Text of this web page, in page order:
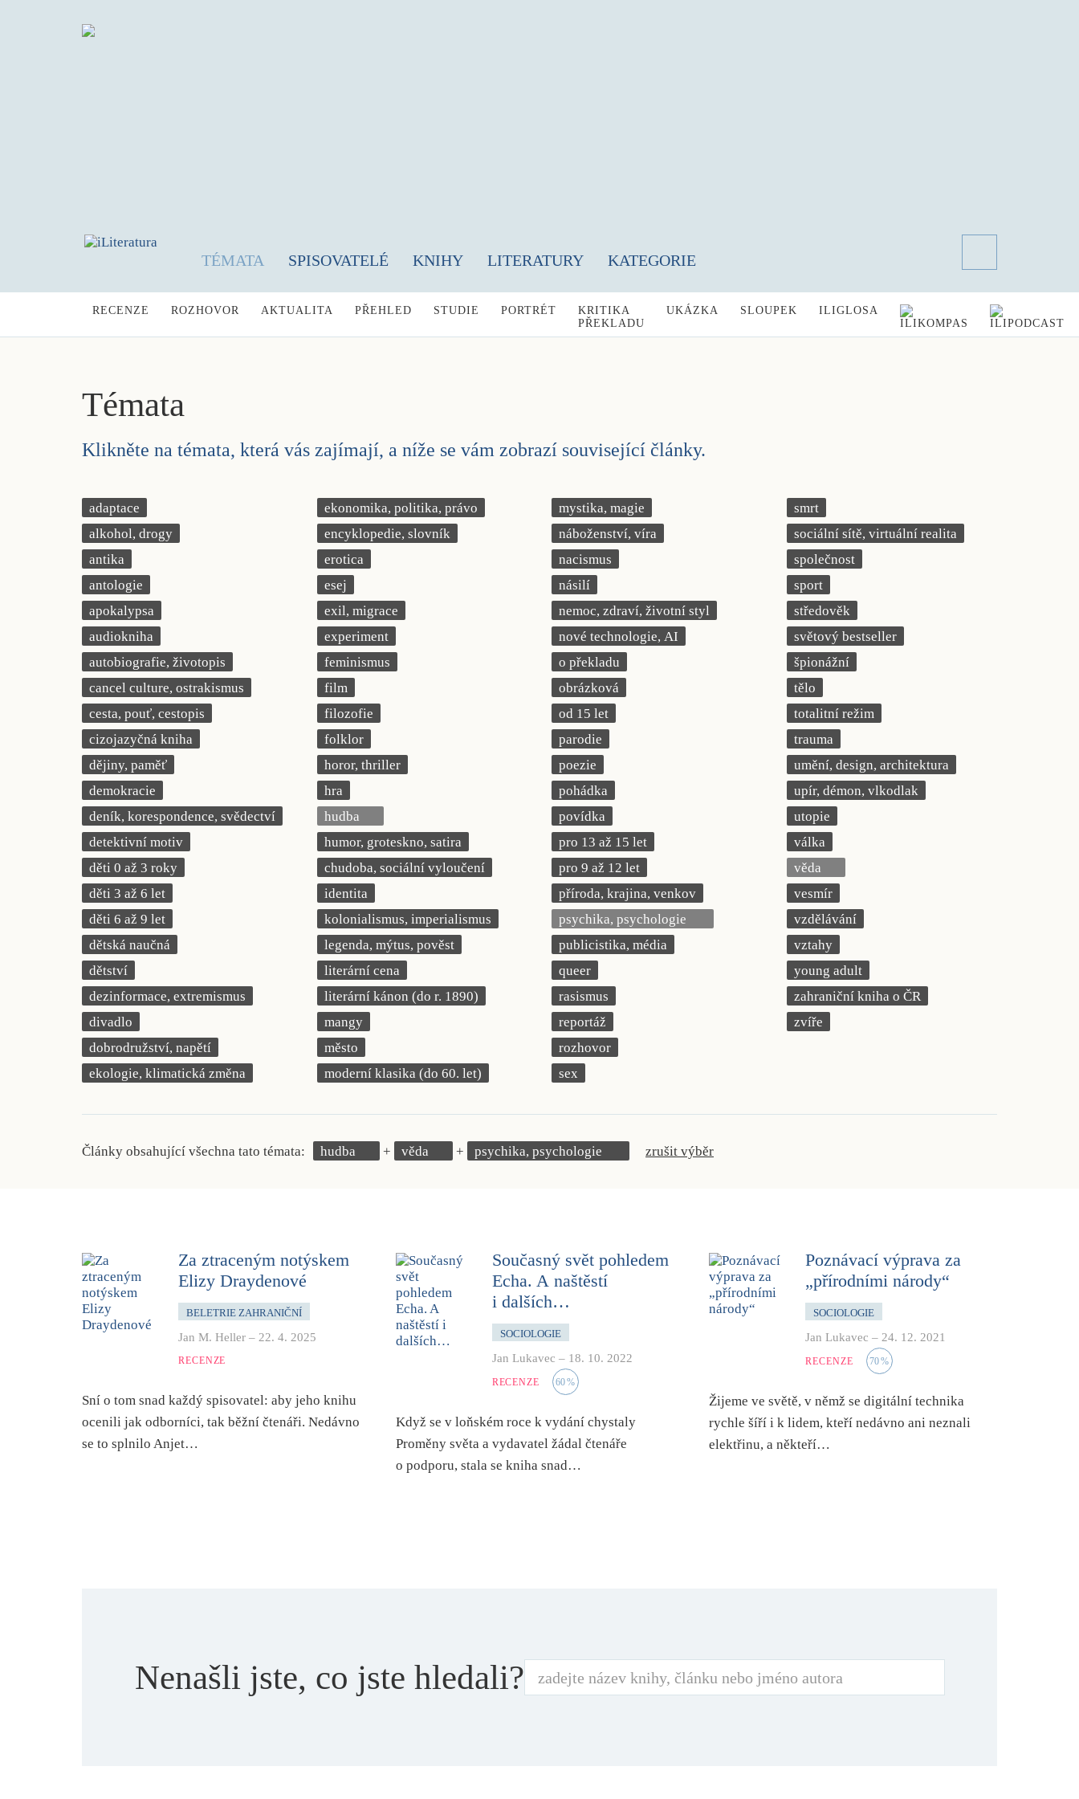
TÉMATA SPISOVATELÉ KNIHY LITERATURY KATEGORIE
RECENZE ROZHOVOR AKTUALITA PŘEHLED STUDIE PORTRÉT
KRITIKA
PŘEKLADU
UKÁZKA SLOUPEK ILIGLOSA
Témata
Klikněte na témata, která vás zajímají, a níže se vám zobrazí související články.
adaptace
alkohol, drogy
antika
antologie
apokalypsa
audiokniha
autobiografie, životopis
cancel culture, ostrakismus
cesta, pouť, cestopis
cizojazyčná kniha
dějiny, paměť
demokracie
deník, korespondence, svědectví
detektivní motiv
děti 0 až 3 roky
děti 3 až 6 let
děti 6 až 9 let
dětská naučná
dětství
dezinformace, extremismus
divadlo
dobrodružství, napětí
ekologie, klimatická změna
ekonomika, politika, právo
encyklopedie, slovník
erotica
esej
exil, migrace
experiment
feminismus
film
filozofie
folklor
horor, thriller
hra
hudba
humor, groteskno, satira
chudoba, sociální vyloučení
identita
kolonialismus, imperialismus
legenda, mýtus, pověst
literární cena
literární kánon (do r. 1890)
mangy
město
moderní klasika (do 60. let)
mystika, magie
náboženství, víra
nacismus
násilí
nemoc, zdraví, životní styl
nové technologie, AI
o překladu
obrázková
od 15 let
parodie
poezie
pohádka
povídka
pro 13 až 15 let
pro 9 až 12 let
příroda, krajina, venkov
psychika, psychologie
publicistika, média
queer
rasismus
reportáž
rozhovor
sex
smrt
sociální sítě, virtuální realita
společnost
sport
středověk
světový bestseller
špionážní
tělo
totalitní režim
trauma
umění, design, architektura
upír, démon, vlkodlak
utopie
válka
věda
vesmír
vzdělávání
vztahy
young adult
zahraniční kniha o ČR
zvíře
Články obsahující všechna tato témata: hudba věda psychika, psychologie zrušit výběr
Za ztraceným notýskem
Elizy Draydenové
BELETRIE ZAHRANIČNÍ
Jan M. Heller – 22. 4. 2025
RECENZE
Sní o tom snad každý spisovatel: aby jeho knihu
ocenili jak odborníci, tak běžní čtenáři. Nedávno
se to splnilo Anjet…
Současný svět pohledem
Echa. A naštěstí
i dalších…
SOCIOLOGIE
Jan Lukavec – 18. 10. 2022
RECENZE 60%
Když se v loňském roce k vydání chystaly
Proměny světa a vydavatel žádal čtenáře
o podporu, stala se kniha snad…
Poznávací výprava za
„přírodními národy“
SOCIOLOGIE
Jan Lukavec – 24. 12. 2021
RECENZE 70%
Žijeme ve světě, v němž se digitální technika
rychle šíří i k lidem, kteří nedávno ani neznali
elektřinu, a někteří…
Nenašli jste, co jste hledali?